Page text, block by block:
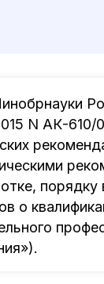
N АК-610/
порядку
о